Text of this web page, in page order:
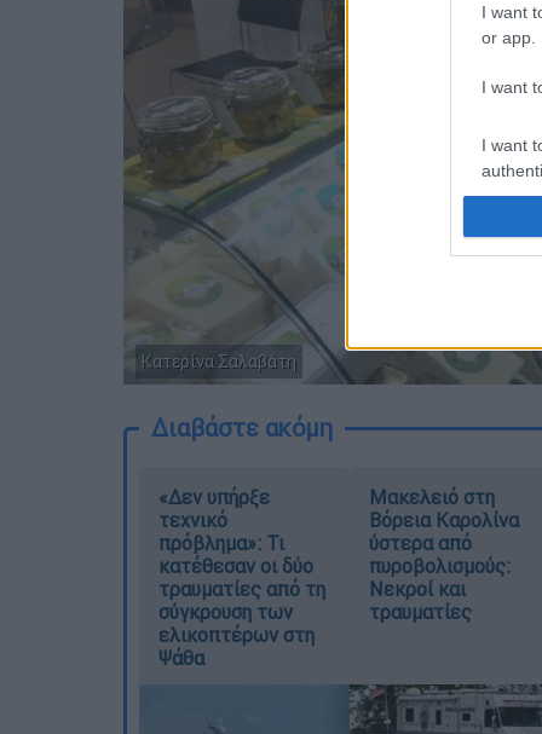
I want
or app.
I want
I want
Κατερίνα Σαλαβάτη
Διαβάστε ακόμη
«Δεν υπήρξε
τεχνικό
πρόβλημα»: Τι
κατέθεσαν οι δύο
τραυματίες από τη
σύγκρουση των
ελικοπτέρων στη
Ψάθα
Μακελειό στη
Βόρεια Καρολίνα
ύστερα από
πυροβολισμούς:
Νεκροί και
τραυματίες